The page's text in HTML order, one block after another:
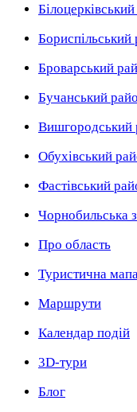
Бориспільський
Броварський
Бучанський
Вишгородський
Обухівський
Фастівський
Чорнобильська
Про область
Туристична мапа
Маршрути
Календар подій
3D-тури
Блог